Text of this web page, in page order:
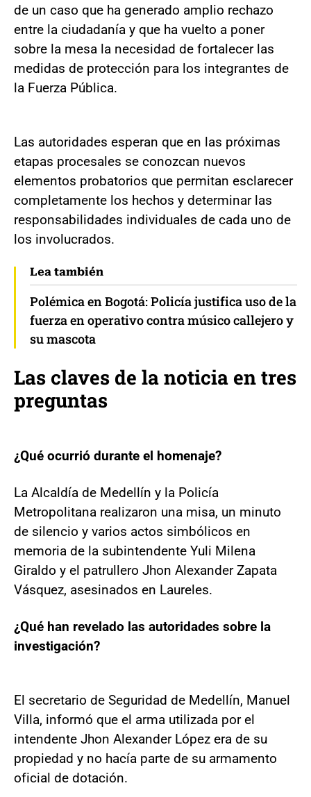
de un caso que ha generado amplio rechazo
entre la ciudadanía y que ha vuelto a poner
sobre la mesa la necesidad de fortalecer las
medidas de protección para los integrantes de
la Fuerza Pública.
Las autoridades esperan que en las próximas
etapas procesales se conozcan nuevos
elementos probatorios que permitan esclarecer
completamente los hechos y determinar las
responsabilidades individuales de cada uno de
los involucrados.
Lea también
Polémica en Bogotá: Policía justifica uso de la
fuerza en operativo contra músico callejero y
su mascota
Las claves de la noticia en tres
preguntas
¿Qué ocurrió durante el homenaje?
La Alcaldía de Medellín y la Policía
Metropolitana realizaron una misa, un minuto
de silencio y varios actos simbólicos en
memoria de la subintendente Yuli Milena
Giraldo y el patrullero Jhon Alexander Zapata
Vásquez, asesinados en Laureles.
¿Qué han revelado las autoridades sobre la
investigación?
El secretario de Seguridad de Medellín, Manuel
Villa, informó que el arma utilizada por el
intendente Jhon Alexander López era de su
propiedad y no hacía parte de su armamento
oficial de dotación.